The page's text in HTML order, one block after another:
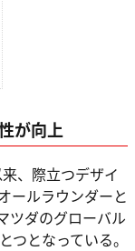
が向上
、際立つデザイ
ールラウンダーと
ツダのグローバル
となっている。